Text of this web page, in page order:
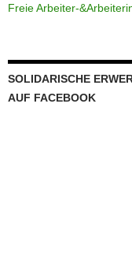
Freie Arbeiter-
SOLIDARISCHE
AUF FACEBOOK